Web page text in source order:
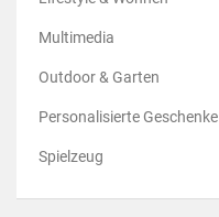
Multimedia
Outdoor & Garten
Personalisierte Geschenke
Spielzeug